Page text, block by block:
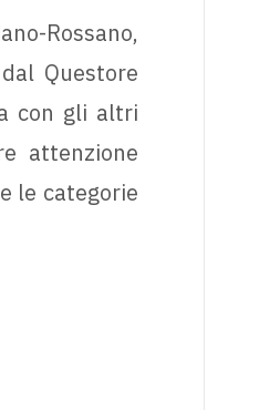
Rossano,
Questore
con gli altri
attenzione
le categorie